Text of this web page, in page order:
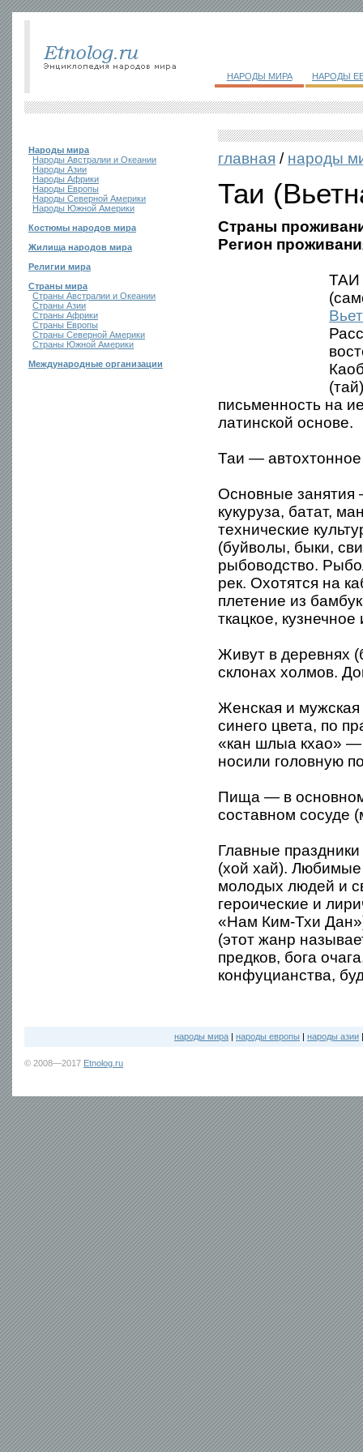
НАРОДЫ МИРА НАРОДЫ
Народы мира
Народы Австралии и Океании
Народы Азии
Народы Африки
Народы Европы
Народы Северной Америки
Народы Южной Америки
Костюмы народов мира
Жилища народов мира
Религии мира
Страны мира
Страны Австралии и Океании
Страны Азии
Страны Африки
Страны Европы
Страны Северной Америки
Страны Южной Америки
Международные организации
главная / народы
Таи
Страны
Регион
ТАИ
письменность на
латинской основе.
Таи —
Основные занятия
кукуруза, батат,
технические
(буйволы, быки,
рыбоводство.
рек. Охотятся на
плетение из
ткацкое, кузнечное
Живут в деревнях
склонах холмов.
Женская и
синего цвета, по
«кан шлыа кхао»
носили головную
Пища — в
составном сосуде
Главные
(хой хай).
молодых людей и
героические и
«Нам Ким-Тхи
(этот жанр
предков, бога
конфуцианства,
народы мира | народы европы | народы азии
© 2008—2017 Etnolog.ru